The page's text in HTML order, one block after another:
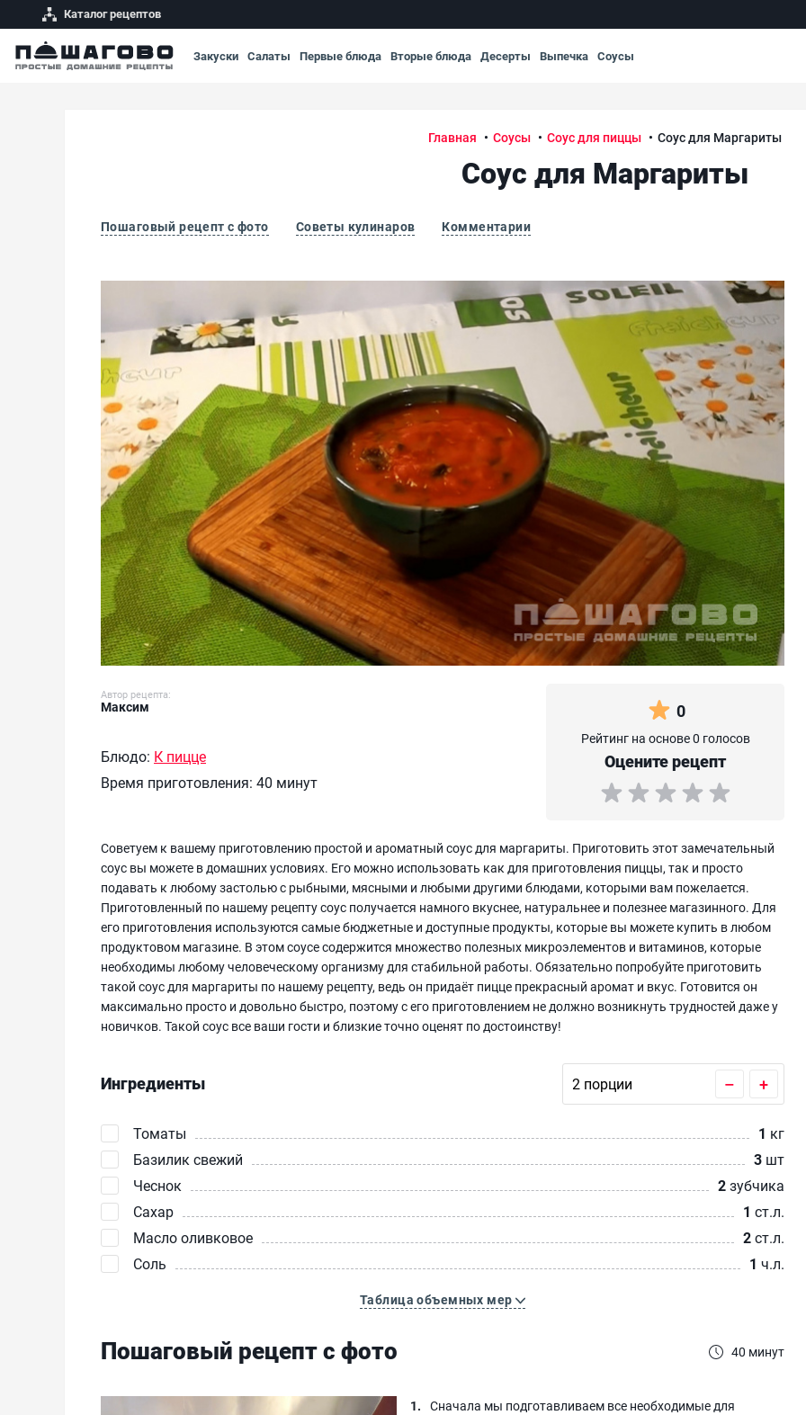
Каталог рецептов
Закуски Салаты Первые блюда Вторые блюда Десерты Выпечка Соусы
Главная Соусы Соус для пиццы Соус для Маргариты
Соус для Маргариты
Пошаговый рецепт с фото Советы кулинаров Комментарии
Автор рецепта:
Максим
Блюдо: К пицце
Время приготовления: 40 минут
0
Рейтинг на основе 0 голосов
Оцените рецепт
Советуем к вашему приготовлению простой и ароматный соус для маргариты. Приготовить этот замечательный
соус вы можете в домашних условиях. Его можно использовать как для приготовления пиццы, так и просто
подавать к любому застолью с рыбными, мясными и любыми другими блюдами, которыми вам пожелается.
Приготовленный по нашему рецепту соус получается намного вкуснее, натуральнее и полезнее магазинного. Для
его приготовления используются самые бюджетные и доступные продукты, которые вы можете купить в любом
продуктовом магазине. В этом соусе содержится множество полезных микроэлементов и витаминов, которые
необходимы любому человеческому организму для стабильной работы. Обязательно попробуйте приготовить
такой соус для маргариты по нашему рецепту, ведь он придаёт пицце прекрасный аромат и вкус. Готовится он
максимально просто и довольно быстро, поэтому с его приготовлением не должно возникнуть трудностей даже у
новичков. Такой соус все ваши гости и близкие точно оценят по достоинству!
Ингредиенты – +
Томаты 1 кг
Базилик свежий
3 шт
Чеснок
2зубчика
Сахар
1 ст.л.
Масло оливковое
2ст.л.
Соль
1 ч.л.
Таблица объемных мер
Пошаговый рецепт с фото 40 минут
Сначала мы подготавливаем все необходимые для